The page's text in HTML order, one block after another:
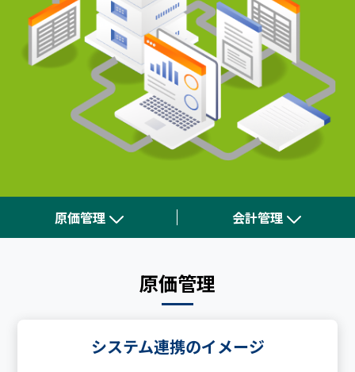
原価管理 会計管理
原価管理
システム連携のイメージ